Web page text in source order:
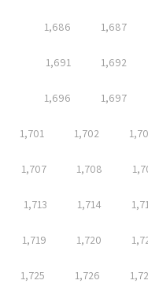
1,686 1,687
1,691 1,692
1,696 1,697
1,701 1,702
1,707 1,708
1,713 1,714
1,719 1,720
1,725 1,726